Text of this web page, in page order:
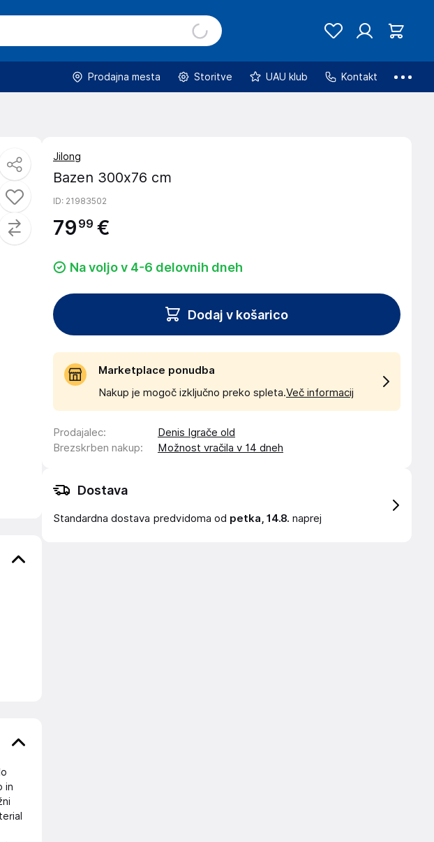
Prodajna mesta Storitve UAU klub Kontakt
in
Jilong
Bazen 300x76 cm
ID: 21983502
79 99 €
Na voljo v 4-6 delovnih dneh
Dodaj v košarico
Marketplace ponudba
Nakup je mogoč izključno preko spleta.Več informacij
Prodajalec:
Denis Igrače old
Brezskrben nakup: Možnost vračila v 14 dneh
Dostava
Standardna dostava predvidoma od petka, 14.8. naprej